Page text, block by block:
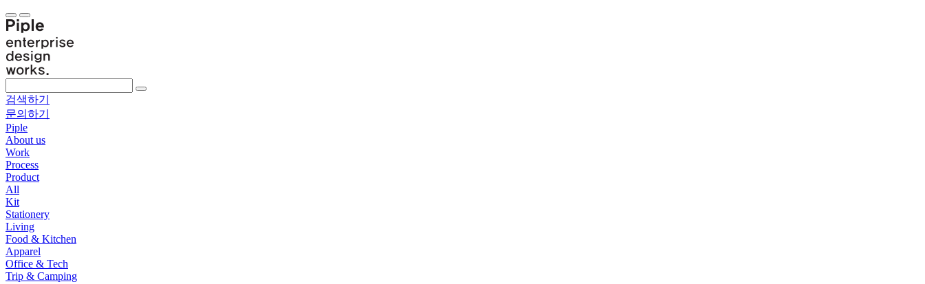
검색하기
문의하기
Piple
About us
Work
Process
Product
All
Kit
Stationery
Living
Food & Kitchen
Apparel
Office & Tech
Trip & Camping